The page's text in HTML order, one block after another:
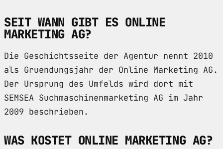
SEIT WANN GIBT ES ONLINE
MARKETING AG?
Die Geschichtsseite der Agentur nennt 2010
als Gruendungsjahr der Online Marketing AG.
Der Ursprung des Umfelds wird dort mit
SEMSEA Suchmaschinenmarketing AG im Jahr
2009 beschrieben.
WAS KOSTET ONLINE MARKETING AG?